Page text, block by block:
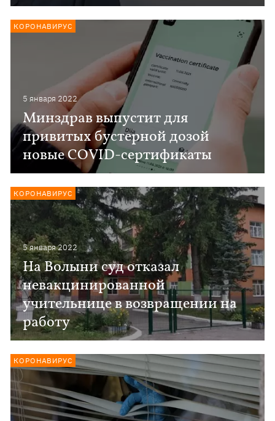
5 января 2022
Минздрав выпустит для
привитых бустерной дозой
новые COVID-сертификаты
КОРОНАВИРУС
5 января 2022
На Волыни суд отказал
невакцинированной
учительнице в возвращении на
работу
КОРОНАВИРУС
КОРОНАВИРУС